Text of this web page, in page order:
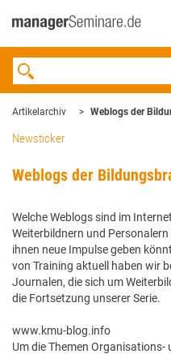
Artikelarchiv Weblogs der
Newsticker
Weblogs der
Welche Weblogs sind im
Weiterbildnern und
ihnen neue Impulse geben
von Training aktuell haben wir
Journalen, die sich um
die Fortsetzung unserer Serie.
www.kmu-blog.info
Um die Themen